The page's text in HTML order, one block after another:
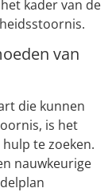
kader van de
van
die kunnen
is het
te zoeken.
nauwkeurige